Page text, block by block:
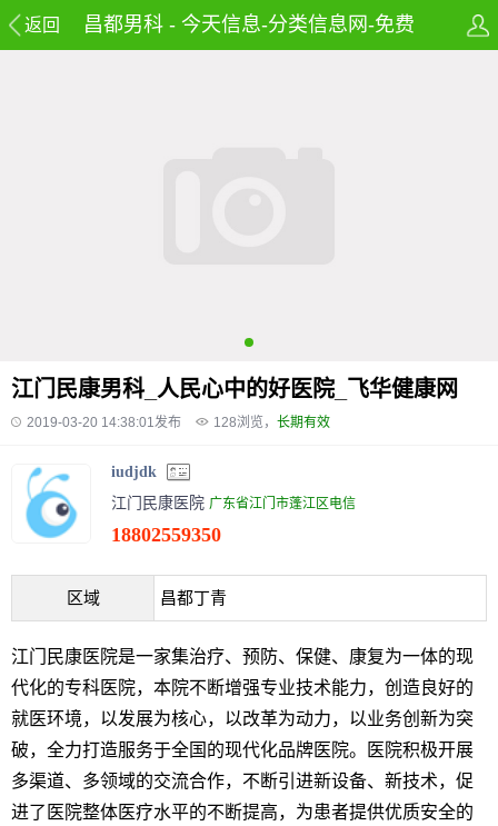
返回 昌都男科 - 今天信息-分类信息网-免费
江门民康男科_人民心中的好医院_飞华健康网
2019-03-20 14:38:01发布 128浏览， 长期有效
iudjdk
江门民康医院 广东省江门市蓬江区电信
18802559350
区域 昌都丁青
江门民康医院是一家集治疗、预防、保健、康复为一体的现
代化的专科医院，本院不断增强专业技术能力，创造良好的
就医环境，以发展为核心，以改革为动力，以业务创新为突
破，全力打造服务于全国的现代化品牌医院。医院积极开展
多渠道、多领域的交流合作，不断引进新设备、新技术，促
进了医院整体医疗水平的不断提高，为患者提供优质安全的